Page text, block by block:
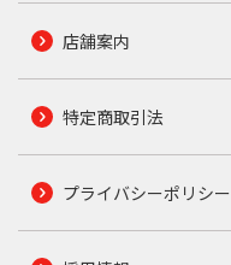
店舗案内
特定商取引法
プライバシーポリシー